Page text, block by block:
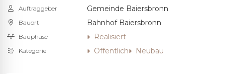
Auftraggeber Gemeinde Baiersbronn
Bauort Bahnhof Baiersbronn
Bauphase Realisiert
Kategorie Öffentlich Neubau